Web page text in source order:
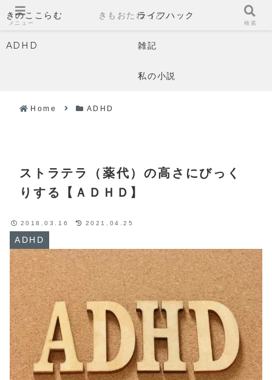
きのここらむ ライフハック
ADHD 雑記
私の小説
Home ADHD
ストラテラ（薬代）の高さにびっく
りする【ＡＤＨＤ】
ADHD
2018.03.16 2021.04.25
メニュー
きもおたねっと。
検索